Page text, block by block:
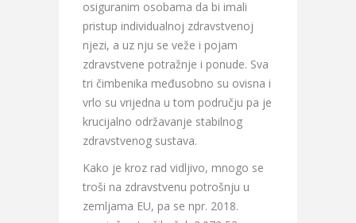
osiguranim osobama da bi imali
pristup individualnoj zdravstvenoj
njezi, a uz nju se veže i pojam
zdravstvene potražnje i ponude. Sva
tri čimbenika međusobno su ovisna i
vrlo su vrijedna u tom području pa je
krucijalno održavanje stabilnog
zdravstvenog sustava.
Kako je kroz rad vidljivo, mnogo se
troši na zdravstvenu potrošnju u
zemljama EU, pa se npr. 2018.